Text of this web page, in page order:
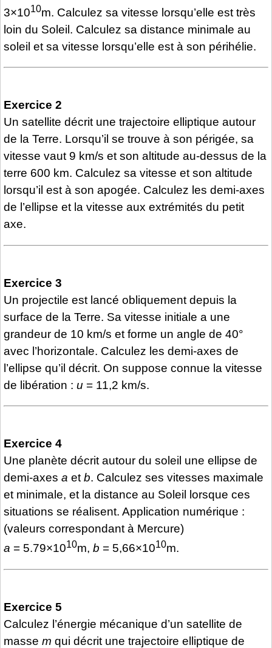
3×1010m. Calculez sa vitesse lorsqu’elle est très
loin du Soleil. Calculez sa distance minimale au
soleil et sa vitesse lorsqu’elle est à son périhélie.
Exercice 2
Un satellite décrit une trajectoire elliptique autour
de la Terre. Lorsqu’il se trouve à son périgée, sa
vitesse vaut 9 km/s et son altitude au-dessus de la
terre 600 km. Calculez sa vitesse et son altitude
lorsqu’il est à son apogée. Calculez les demi-axes
de l’ellipse et la vitesse aux extrémités du petit
axe.
Exercice 3
Un projectile est lancé obliquement depuis la
surface de la Terre. Sa vitesse initiale a une
grandeur de 10 km/s et forme un angle de 40°
avec l’horizontale. Calculez les demi-axes de
l’ellipse qu’il décrit. On suppose connue la vitesse
de libération : u = 11,2 km/s.
Exercice 4
Une planète décrit autour du soleil une ellipse de
demi-axes a et b. Calculez ses vitesses maximale
et minimale, et la distance au Soleil lorsque ces
situations se réalisent. Application numérique :
(valeurs correspondant à Mercure)
a = 5.79×1010m, b = 5,66×1010m.
Exercice 5
Calculez l’énergie mécanique d’un satellite de
masse m qui décrit une trajectoire elliptique de